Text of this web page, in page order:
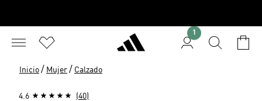
1
Inicio / Mujer / Calzado
4.6 (40)